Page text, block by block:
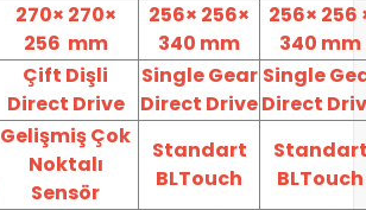
270× 270×
256 mm
256× 256×
340 mm
256× 256
340 mm
Çift Dişli
Direct Drive
Single Gear
Direct Drive
Single
Direct
Gelişmiş Çok
Noktalı
Sensör
Standart
BLTouch
BLTouch